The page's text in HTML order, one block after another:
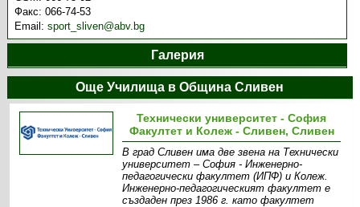
Факс:066-74-53
Email:sport_sliven@abv.bg
Галерия
Още Училища в Община Сливен
Технически университет - София
Факултет и Колеж - Сливен, Сливен
В град Сливен има две звена на Технически
университет – София - Инженерно-
педагогически факултет (ИПФ) и Колеж.
Инженерно-педагогическият факултет е
създаден през 1986 г. като факултет